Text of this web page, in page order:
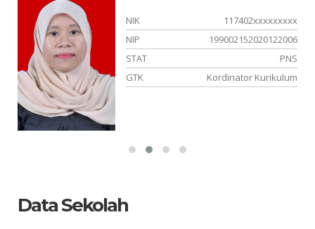
NIK
111705xxxxxxxxxx
NIP
197211122007011027
STAT
PNS
GTK
Kepala MIN 6 Bener Meriah
Data Sekolah